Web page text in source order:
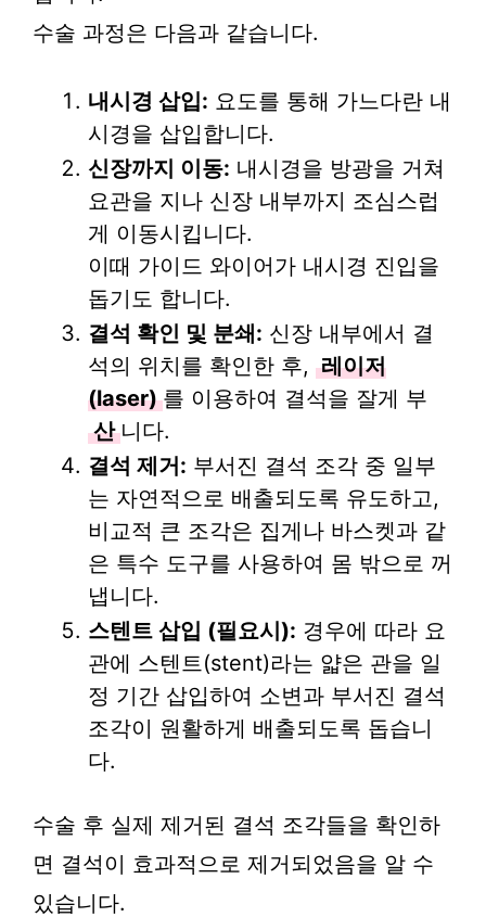
수술 과정은 다음과 같습니다.
내시경 삽입: 요도를 통해 가느다란 내
시경을 삽입합니다.
신장까지 이동: 내시경을 방광을 거쳐
요관을 지나 신장 내부까지 조심스럽
게 이동시킵니다.
이때 가이드 와이어가 내시경 진입을
돕기도 합니다.
결석 확인 및 분쇄: 신장 내부에서 결
석의 위치를 확인한 후, 레이저
(laser) 를 이용하여 결석을 잘게 부
산 니다.
결석 제거: 부서진 결석 조각 중 일부
는 자연적으로 배출되도록 유도하고,
비교적 큰 조각은 집게나 바스켓과 같
은 특수 도구를 사용하여 몸 밖으로 꺼
냅니다.
스텐트 삽입 (필요시): 경우에 따라 요
관에 스텐트(stent)라는 얇은 관을 일
정 기간 삽입하여 소변과 부서진 결석
조각이 원활하게 배출되도록 돕습니
다.
수술 후 실제 제거된 결석 조각들을 확인하
면 결석이 효과적으로 제거되었음을 알 수
있습니다.